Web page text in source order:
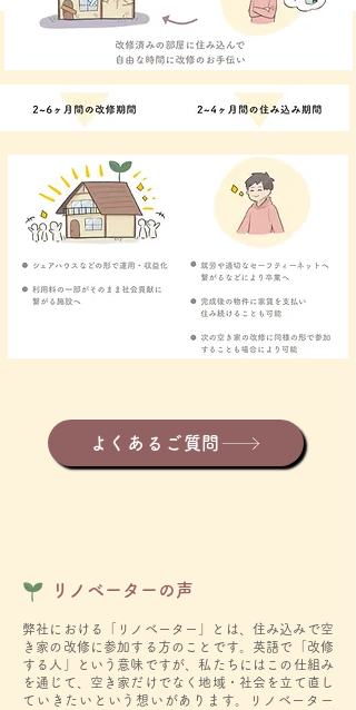
よくあるご質問
​リノベーターの声
​弊社における「リノベーター」とは、住み込みで空
き家の改修に参加する方のことです。英語で「改修
する人」という意味ですが、私たちにはこの仕組み
を通じて、空き家だけでなく地域・社会を立て直し
ていきたいという想いがあります。リノベーター